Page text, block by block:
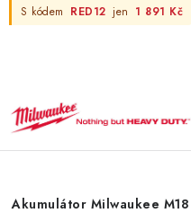
S kódem RED12 jen 1 891 Kč
Akumulátor Milwaukee M18